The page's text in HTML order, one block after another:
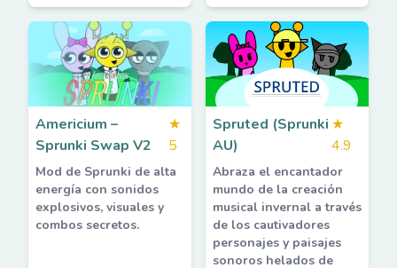
Americium –
Sprunki Swap V2
★
5
Mod de Sprunki de alta
energía con sonidos
explosivos, visuales y
combos secretos.
Spruted (Sprunki
AU)
★
4.9
Abraza el encantador
mundo de la creación
musical invernal a través
de los cautivadores
personajes y paisajes
sonoros helados de